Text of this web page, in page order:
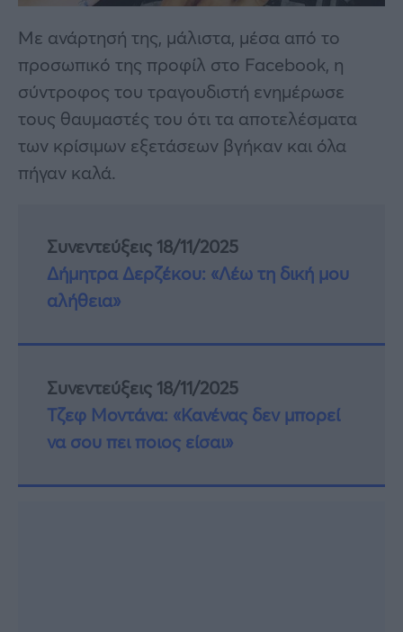
Με ανάρτησή της, μάλιστα, μέσα από το
προσωπικό της προφίλ στο Facebook, η
σύντροφος του τραγουδιστή ενημέρωσε
τους θαυμαστές του ότι τα αποτελέσματα
των κρίσιμων εξετάσεων βγήκαν και όλα
πήγαν καλά.
Συνεντεύξεις 18/11/2025
Δήμητρα Δερζέκου: «Λέω τη δική μου
αλήθεια»
Συνεντεύξεις 18/11/2025
Τζεφ Μοντάνα: «Κανένας δεν μπορεί
να σου πει ποιος είσαι»